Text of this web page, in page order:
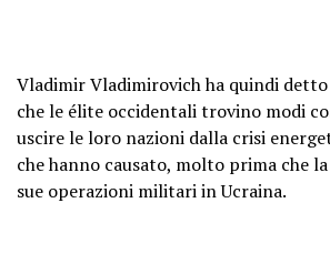
Vladimir Vladimirovich ha quindi
che le élite occidentali trovino modi
uscire le loro nazioni dalla crisi
che hanno causato, molto prima che la
sue operazioni militari in Ucraina.